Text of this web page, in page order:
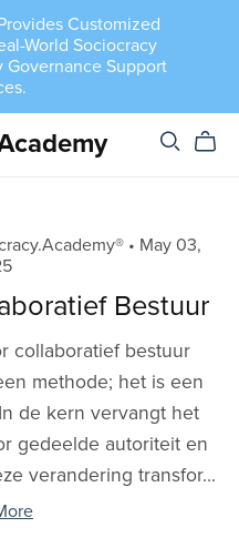
Customized
World Sociocracy
Governance Support
May 03,
Bestuur
collaboratief bestuur
methode; het is een
de kern vervangt het
gedeelde autoriteit en
verandering transfor...